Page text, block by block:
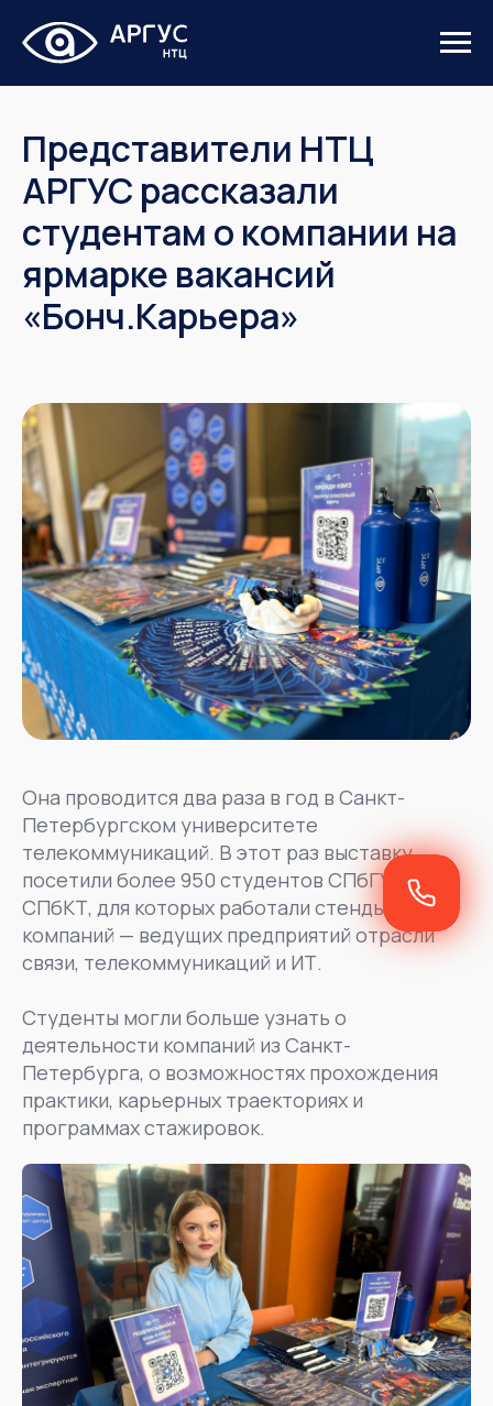
Представители НТЦ
АРГУС рассказали
студентам о компании на
ярмарке вакансий
«Бонч.Карьера»
Она проводится два раза в год в Санкт-
Петербургском университете
телекоммуникаций. В этот раз выставку
посетили более 950 студентов СПбГУТ и
СПбКТ, для которых работали стенды 49
компаний — ведущих предприятий отрасли
связи, телекоммуникаций и ИТ.
Студенты могли больше узнать о
деятельности компаний из Санкт-
Петербурга, о возможностях прохождения
практики, карьерных траекториях и
программах стажировок.